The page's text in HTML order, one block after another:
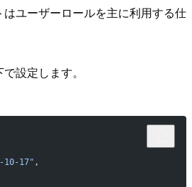
ユーザーロールを主に利用する仕
設定します。
10-17" ,